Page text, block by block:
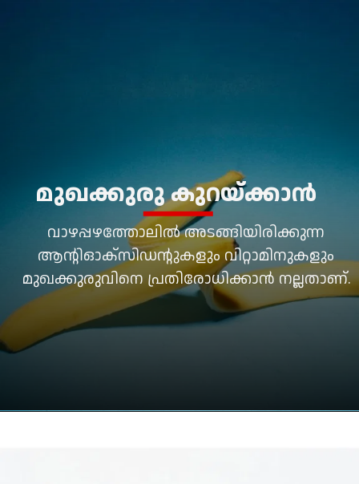
വാഴപ്പഴത്തോലിൽ അടങ്ങിയിരിക്കുന്ന
ആന്റിഓക്സിഡന്റുകളും വിറ്റാമിനുകളും
മുഖക്കുരുവിനെ പ്രതിരോധിക്കാൻ നല്ലതാണ്.
മുഖക്കുരു കുറയ്ക്കാൻ